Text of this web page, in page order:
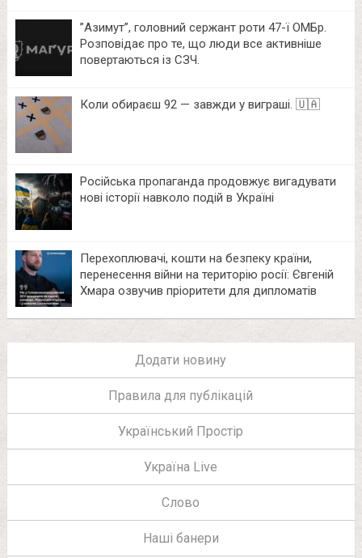
⁨”Азимут”, головний сержант роти 47-ї ОМБр.
Розповідає про те, що люди все активніше
повертаються із СЗЧ.
Коли обираєш 92 — завжди у виграші. 🇺🇦
Російська пропаганда продовжує вигадувати
нові історії навколо подій в Україні
Перехоплювачі, кошти на безпеку країни,
перенесення війни на територію росії: Євгеній
Хмара озвучив пріоритети для дипломатів
Додати новину
Правила для публікацій
Український Простір
Україна Live
Слово
Наші банери